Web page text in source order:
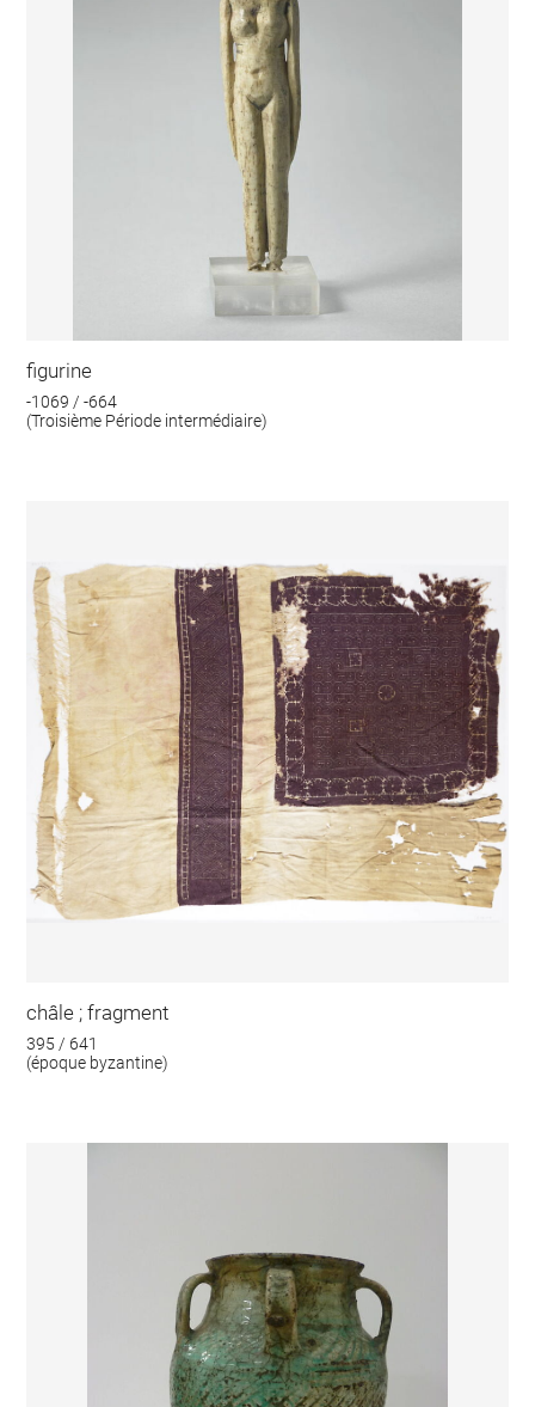
figurine
-1069 / -664
(Troisième Période intermédiaire)
châle ; fragment
395 / 641
(époque byzantine)